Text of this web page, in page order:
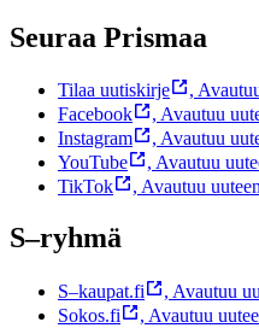
Seuraa Prismaa
Tilaa uutiskirje ,
Facebook
, Avautuu
Instagram
, Avautuu
YouTube
, Avautuu
TikTok
, Avautuu
S–ryhmä
S–kaupat.fi , Avautuu
Sokos.fi
, Avautuu